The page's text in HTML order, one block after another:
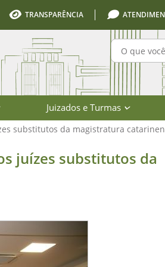
TRANSPARÊNCIA
Juizados e Turmas
substitutos da magistratura
substitutos da
juízes substitutos da